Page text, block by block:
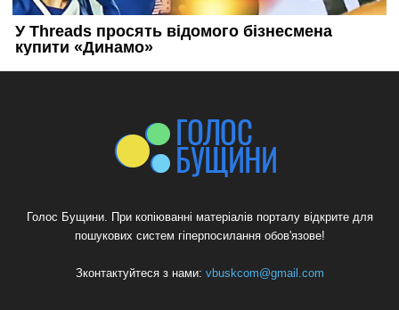
Голос Бущини. При копіюванні матеріалів порталу відкрите для
пошукових систем гіперпосилання обов'язове!
Зконтактуйтеся з нами: vbuskcom@gmail.com